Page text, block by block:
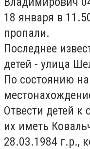
18 января в
пропали.
Последнее
детей - улица
По состоянию
Отвести детей к
их иметь
28.03.1984 г.р.,